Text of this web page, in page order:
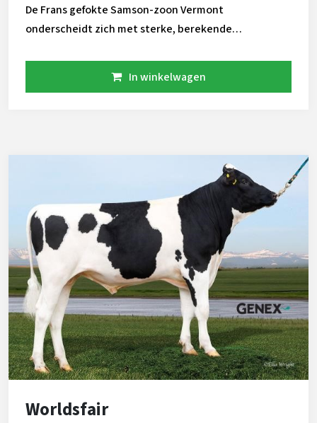
De Frans gefokte Samson-zoon Vermont
onderscheidt zich met sterke, berekende
hebben voor melkproductie, zonder concessies te
interessante outcross-bloedvoering. Met Parsly en
Topstone in de pedigree biedt hij ruime
bloedspreiding, wat hem zeer geschikt maakt voor
gerichte paringen en het voorkomen van inteelt.
In winkelwagen
Worldsfair